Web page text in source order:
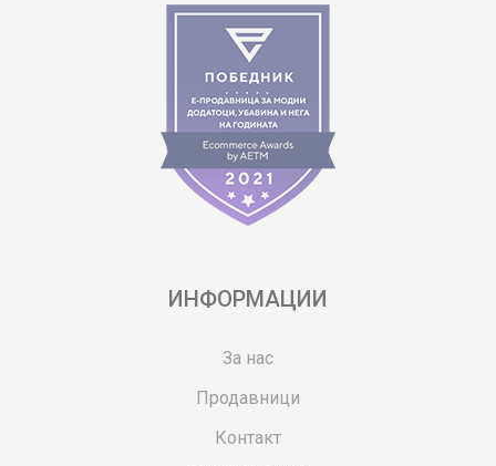
ИНФОРМАЦИИ
За нас
Продавници
Контакт